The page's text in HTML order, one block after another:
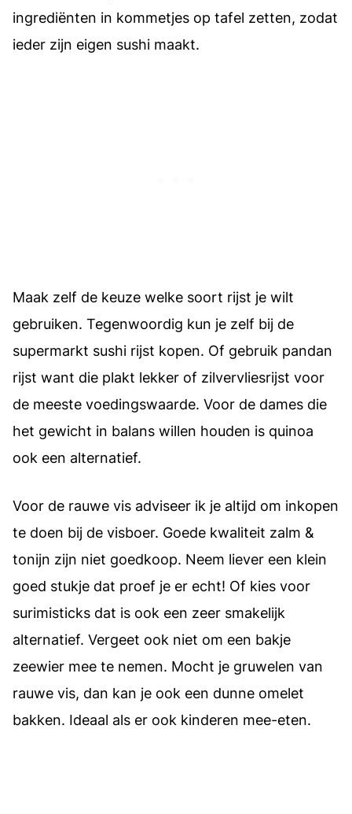
ingrediënten in kommetjes op tafel zetten, zodat
ieder zijn eigen sushi maakt.
Maak zelf de keuze welke soort rijst je wilt
gebruiken. Tegenwoordig kun je zelf bij de
supermarkt sushi rijst kopen. Of gebruik pandan
rijst want die plakt lekker of zilvervliesrijst voor
de meeste voedingswaarde. Voor de dames die
het gewicht in balans willen houden is quinoa
ook een alternatief.
Voor de rauwe vis adviseer ik je altijd om inkopen
te doen bij de visboer. Goede kwaliteit zalm &
tonijn zijn niet goedkoop. Neem liever een klein
goed stukje dat proef je er echt! Of kies voor
surimisticks dat is ook een zeer smakelijk
alternatief. Vergeet ook niet om een bakje
zeewier mee te nemen. Mocht je gruwelen van
rauwe vis, dan kan je ook een dunne omelet
bakken. Ideaal als er ook kinderen mee-eten.